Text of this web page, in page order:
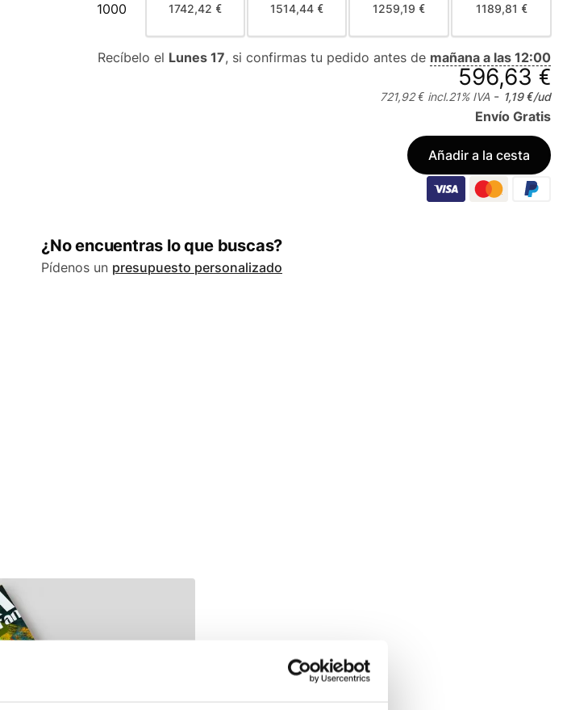
1000 1742,42 € 1514,44 € 1259,19 € 1189,81 €
Recíbelo el Lunes 17, si confirmas tu pedido antes de mañana a las 12:00
596,63 €
721,92 € incl.21% IVA - 1,19 €/ud
Envío Gratis
Añadir a la cesta
¿No encuentras lo que buscas?
Pídenos un presupuesto personalizado